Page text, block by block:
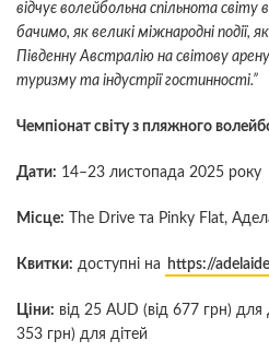
відчує волейбольна спільнота
бачимо, як великі міжнародні події,
Південну Австралію на світову
туризму та індустрії гостинності.”
Чемпіонат світу з пляжного
Дати: 14–23 листопада 2025 року
Місце: The Drive та Pinky Flat,
Квитки: доступні на https://
Ціни: від 25 AUD (від 677 грн)
353 грн) для дітей